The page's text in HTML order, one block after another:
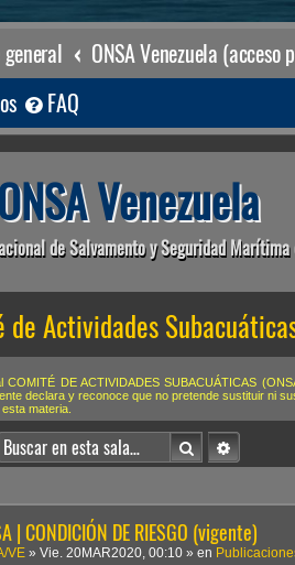
ONSA Venezuela (acceso
FAQ
Venezuela
de Salvamento y Seguridad
de Actividades
COMITÉ DE ACTIVIDADES SUBACUÁTICAS
declara y reconoce que no pretende sustituir ni
materia.
BuscarBúsqueda
| CONDICIÓN DE RIESGO (vigente)
VE » Vie. 20MAR2020, 00:10 » en